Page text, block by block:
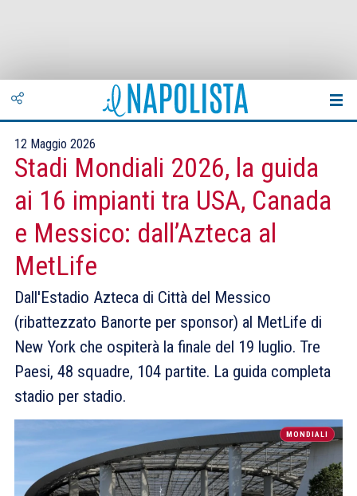
12 Maggio 2026
Stadi Mondiali 2026, la guida
ai 16 impianti tra USA, Canada
e Messico: dall’Azteca al
MetLife
Dall'Estadio Azteca di Città del Messico
(ribattezzato Banorte per sponsor) al MetLife di
New York che ospiterà la finale del 19 luglio. Tre
Paesi, 48 squadre, 104 partite. La guida completa
stadio per stadio.
MONDIALI